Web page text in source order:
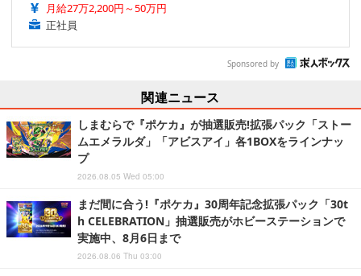
月給27万2,200円～50万円
正社員
Sponsored by
関連ニュース
しまむらで『ポケカ』が抽選販売!拡張パック「ストー
ムエメラルダ」「アビスアイ」各1BOXをラインナッ
プ
2026.08.05 Wed 05:00
まだ間に合う!『ポケカ』30周年記念拡張パック「30t
h CELEBRATION」抽選販売がホビーステーションで
実施中、8月6日まで
2026.08.06 Thu 03:00